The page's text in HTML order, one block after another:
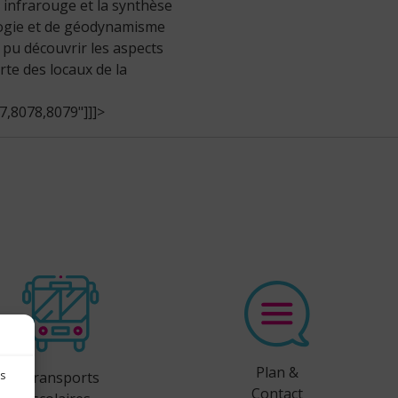
et la synthèse
et de géodynamisme
découvrir les aspects
des locaux de la
Transports
Plan &
Contact